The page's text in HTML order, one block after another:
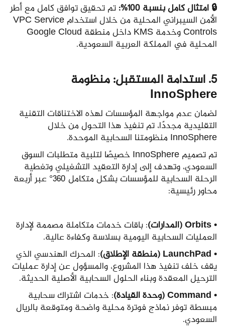
🔒 امتثال كامل بنسبة 100%:
تم تحقيق توافق كامل مع أطر
الأمن السيبراني المحلية من خلال استخدام VPC Service
Controls وخدمة KMS داخل منطقة Google Cloud
المحلية في المملكة العربية السعودية.
5. استدامة المستقبل: منظومة
InnoSphere
لضمان عدم مواجهة المؤسسات لهذه الاختناقات التقنية
التقليدية مجددًا، تم تنفيذ هذا التحول من خلال
InnoSphere منظومتنا السحابية الموحدة.
تم تصميم InnoSphere خصيصًا لتلبية متطلبات السوق
السعودي، وتهدف إلى إدارة التعقيد التشغيلي وتغطية
الرحلة السحابية للمؤسسات بشكل متكامل 360° عبر أربعة
محاور رئيسية:
• Orbits (المدارات)
: باقات خدمات متكاملة مصممة لإدارة
العمليات السحابية اليومية بسلاسة وكفاءة عالية.
• LaunchPad (منطقة الإطلاق)
: المحرك الهندسي الذي
يقف خلف تنفيذ هذا المشروع، والمسؤول عن إدارة عمليات
الترحيل المعقدة وبناء الحلول السحابية الأصلية الحديثة.
• Command (وحدة القيادة)
: خدمات اشتراك سحابية
مبسطة توفر نماذج فوترة محلية واضحة ومتوقعة بالريال
السعودي.